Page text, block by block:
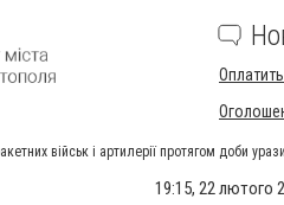
військ і артилерії протягом доби
19:15, 22 лютого